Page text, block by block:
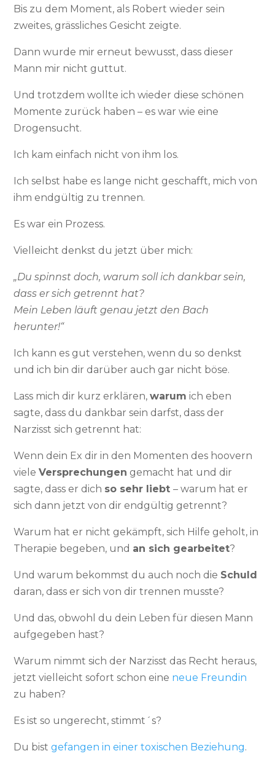
Bis zu dem Moment, als Robert wieder sein
zweites, grässliches Gesicht zeigte.
Dann wurde mir erneut bewusst, dass dieser
Mann mir nicht guttut.
Und trotzdem wollte ich wieder diese schönen
Momente zurück haben – es war wie eine
Drogensucht.
Ich kam einfach nicht von ihm los.
Ich selbst habe es lange nicht geschafft, mich von
ihm endgültig zu trennen.
Es war ein Prozess.
Vielleicht denkst du jetzt über mich:
„Du spinnst doch, warum soll ich dankbar sein,
dass er sich getrennt hat?
Mein Leben läuft genau jetzt den Bach
herunter!“
Ich kann es gut verstehen, wenn du so denkst
und ich bin dir darüber auch gar nicht böse.
Lass mich dir kurz erklären,warum ich eben
sagte, dass du dankbar sein darfst, dass der
Narzisst sich getrennt hat:
Wenn dein Ex dir in den Momenten des hoovern
vieleVersprechungen gemacht hat und dir
sagte, dass er dich so sehr liebt– warum hat er
sich dann jetzt von dir endgültig getrennt?
Warum hat er nicht gekämpft, sich Hilfe geholt, in
Therapie begeben, und an sich gearbeitet?
Und warum bekommst du auch noch die Schuld
daran, dass er sich von dir trennen musste?
Und das, obwohl du dein Leben für diesen Mann
aufgegeben hast?
Warum nimmt sich der Narzisst das Recht heraus,
jetzt vielleicht sofort schon eine neue Freundin
zu haben?
Es ist so ungerecht, stimmt´s?
Du bistgefangen in einer toxischen Beziehung.